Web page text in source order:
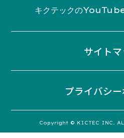
キクテックの
サイト
プライバシ
Copyright © KICTEC INC. ALL